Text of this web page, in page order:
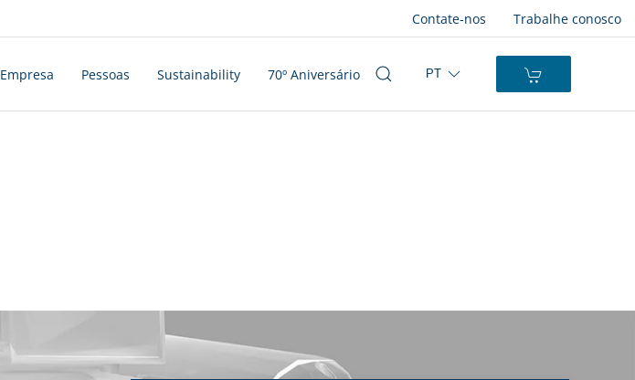
Contate-nos Trabalhe conosco
Empresa Pessoas Sustainability 70º Aniversário PT